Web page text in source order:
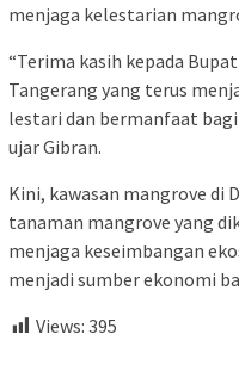
menjaga kelestarian
“Terima kasih kepada
Tangerang yang terus
lestari dan bermanfaat
ujar Gibran.
Kini, kawasan mangrove di
tanaman mangrove yang
menjaga keseimbangan
menjadi sumber ekonomi
Views: 395